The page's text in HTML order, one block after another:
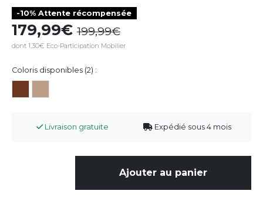
-10% Attente récompensée
179,99 199,99
dont 1,30€ Eco-Participation Mobilier
Coloris disponibles (2) :
Livraison gratuite Expédié sous 4 mois
Ajouter au panier